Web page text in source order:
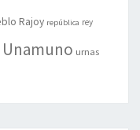
Rajoy república rey
Unamuno urnas